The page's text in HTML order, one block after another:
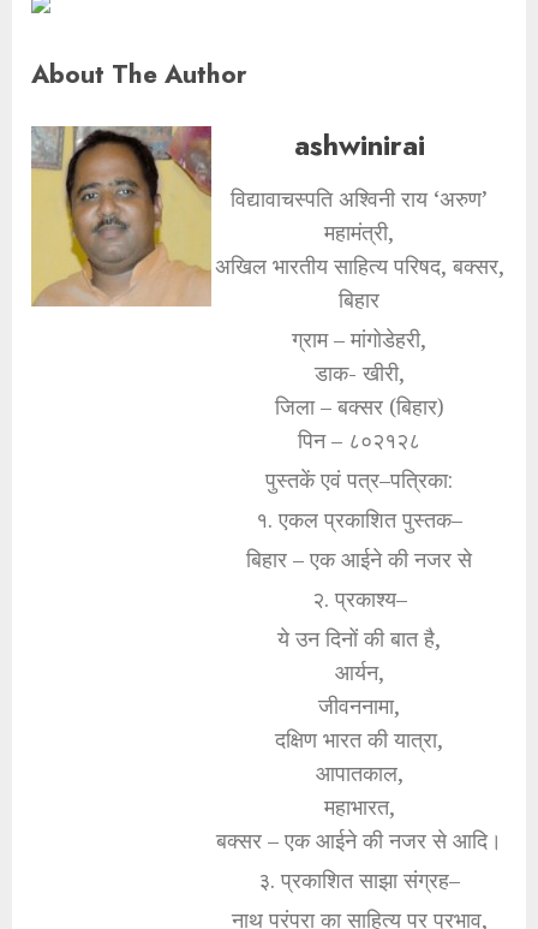
About The Author
ashwinirai
विद्यावाचस्पति अश्विनी राय ‘अरुण’
महामंत्री,
अखिल भारतीय साहित्य परिषद, बक्सर,
बिहार
ग्राम – मांगोडेहरी,
डाक- खीरी,
जिला – बक्सर (बिहार)
पिन – ८०२१२८
पुस्तकें एवं पत्र–पत्रिका:
१. एकल प्रकाशित पुस्तक–
बिहार – एक आईने की नजर से
२. प्रकाश्य–
ये उन दिनों की बात है,
आर्यन,
जीवननामा,
दक्षिण भारत की यात्रा,
आपातकाल,
महाभारत,
बक्सर – एक आईने की नजर से आदि।
३. प्रकाशित साझा संग्रह–
नाथ परंपरा का साहित्य पर प्रभाव,